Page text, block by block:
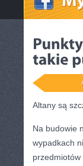
Altany są
Na budowie
wypadkach